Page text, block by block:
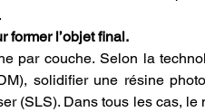
former l’objet final.
par couche. Selon la
solidifier une résine
(SLS). Dans tous les cas, le